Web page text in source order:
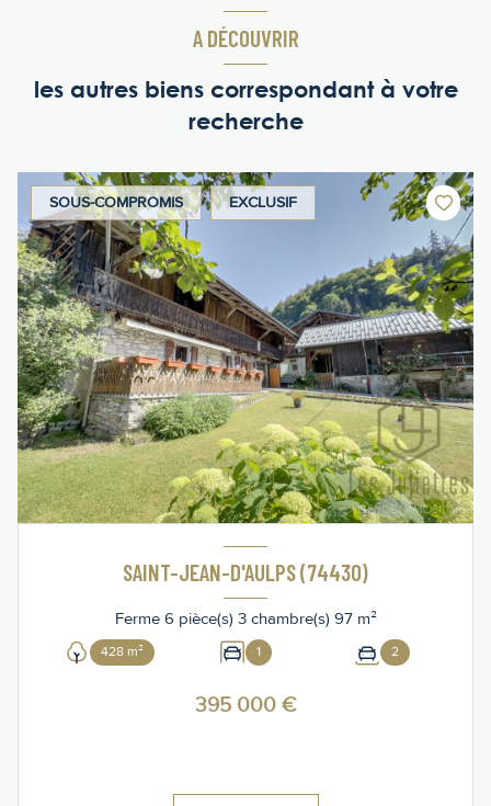
A DÉCOUVRIR
les autres biens correspondant à votre
recherche
SOUS-COMPROMIS EXCLUSIF
SAINT-JEAN-D'AULPS (74430)
Ferme 6 pièce(s) 3 chambre(s) 97 m²
428 m² 1 2
395 000 €